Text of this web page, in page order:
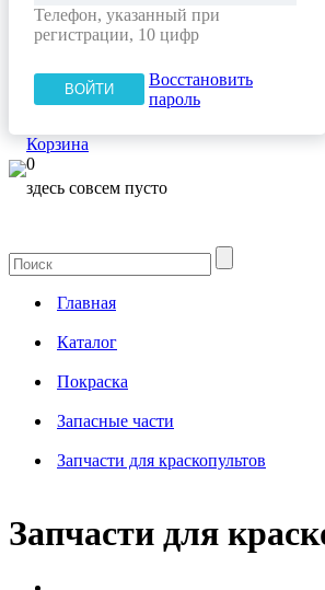
Телефон, указанный при
регистрации, 10 цифр
Восстановить
пароль
Корзина
0
здесь совсем пусто
Главная
Каталог
Покраска
Запасные части
Запчасти для краскопультов
Запчасти для